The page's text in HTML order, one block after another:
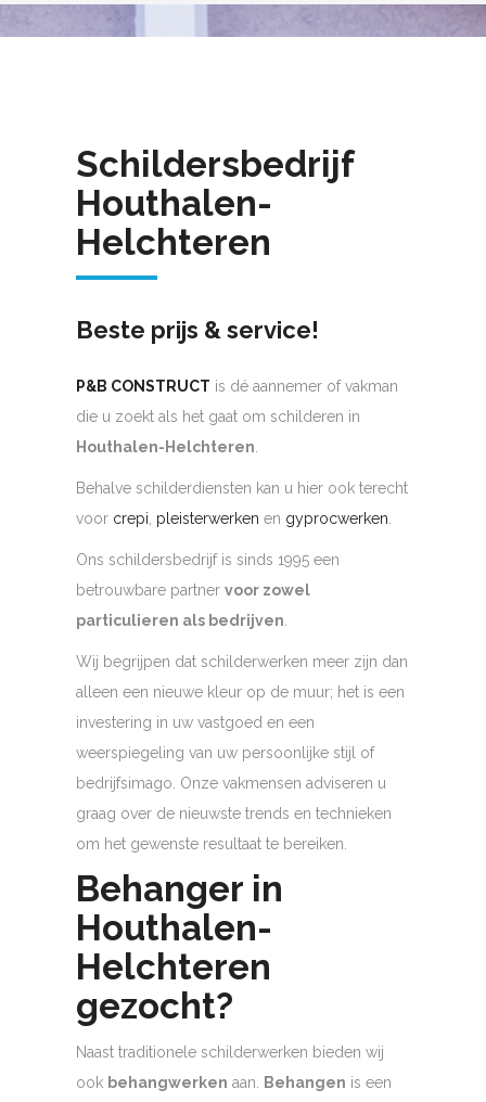
Schildersbedrijf
Houthalen-
Helchteren
Beste prijs & service!
P&B CONSTRUCT is dé aannemer of vakman
die u zoekt als het gaat om schilderen in
Houthalen-Helchteren.
Behalve schilderdiensten kan u hier ook terecht
voor crepi, pleisterwerken en gyprocwerken.
Ons schildersbedrijf is sinds 1995 een
betrouwbare partner voor zowel
particulieren als bedrijven.
Wij begrijpen dat schilderwerken meer zijn dan
alleen een nieuwe kleur op de muur; het is een
investering in uw vastgoed en een
weerspiegeling van uw persoonlijke stijl of
bedrijfsimago. Onze vakmensen adviseren u
graag over de nieuwste trends en technieken
om het gewenste resultaat te bereiken.
Behanger in
Houthalen-
Helchteren
gezocht?
Naast traditionele schilderwerken bieden wij
ook behangwerken aan. Behangen is een